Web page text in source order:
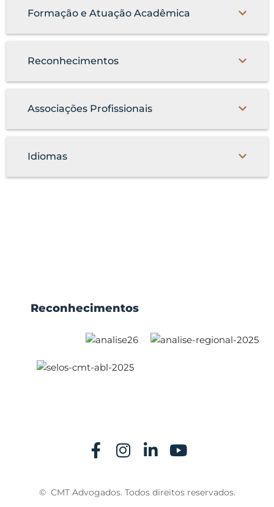
Formação e Atuação Acadêmica
Reconhecimentos
Associações Profissionais
Idiomas
Reconhecimentos
© CMT Advogados. Todos direitos reservados.